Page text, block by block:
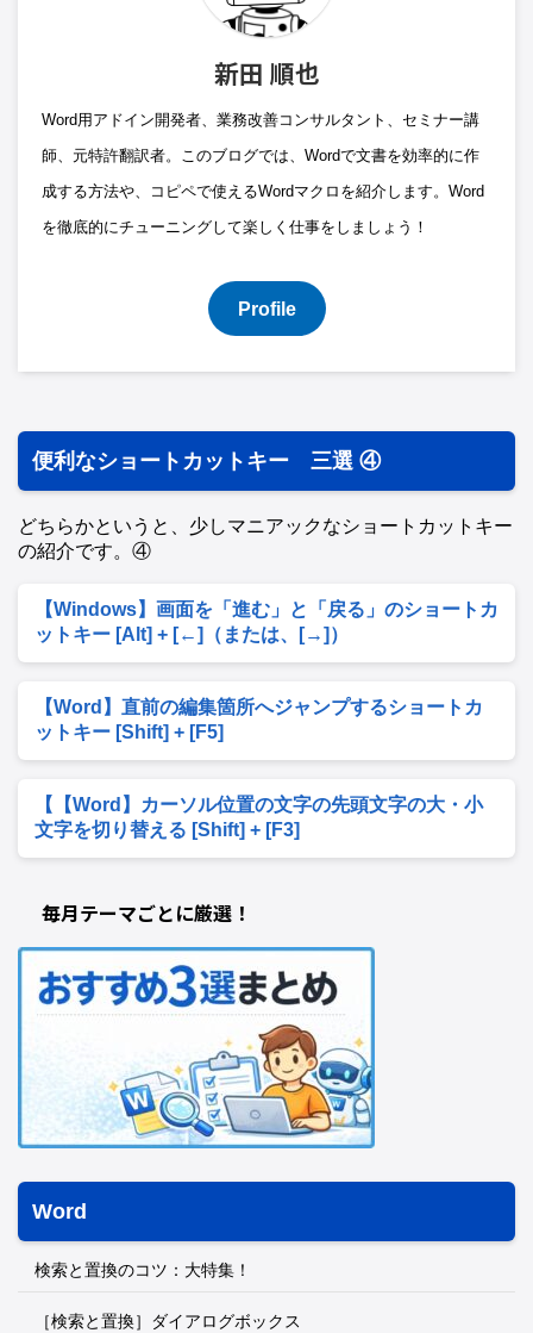
新田 順也
Word用アドイン開発者、業務改善コンサルタント、セミナー講
師、元特許翻訳者。このブログでは、Wordで文書を効率的に作
成する方法や、コピペで使えるWordマクロを紹介します。Word
を徹底的にチューニングして楽しく仕事をしましょう！
Profile
便利なショートカットキー 三選 ④
どちらかというと、少しマニアックなショートカットキー
の紹介です。④
【Windows】画面を「進む」と「戻る」のショートカ
ットキー [Alt] + [←]（または、[→]）
【Word】直前の編集箇所へジャンプするショートカ
ットキー [Shift] + [F5]
【【Word】カーソル位置の文字の先頭文字の大・小
文字を切り替える [Shift] + [F3]
毎月テーマごとに厳選！
Word
検索と置換のコツ：大特集！
［検索と置換］ダイアログボックス